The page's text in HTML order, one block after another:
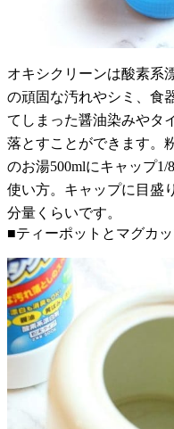
オキシクリーンは酸素系
の頑固な汚れやシミ、食
てしまった醤油染みやタ
落とすことができます。
のお湯500mlにキャップ
使い方。キャップに目盛
分量くらいです。
■ティーポットとマグカ